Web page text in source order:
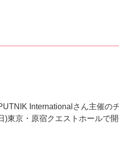
Internationalさん主催の
)東京・原宿クエストホールで